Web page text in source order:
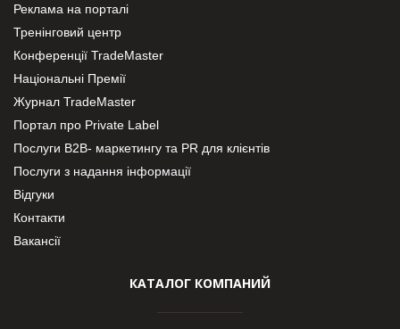
Реклама на порталі
Тренінговий центр
Конференції TradeMaster
Національні Премії
Журнал TradeMaster
Портал про Private Label
Послуги В2В- маркетингу та PR для клієнтів
Послуги з надання інформації
Відгуки
Контакти
Вакансії
КАТАЛОГ КОМПАНИЙ